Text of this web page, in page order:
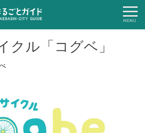
クル「コグベ」